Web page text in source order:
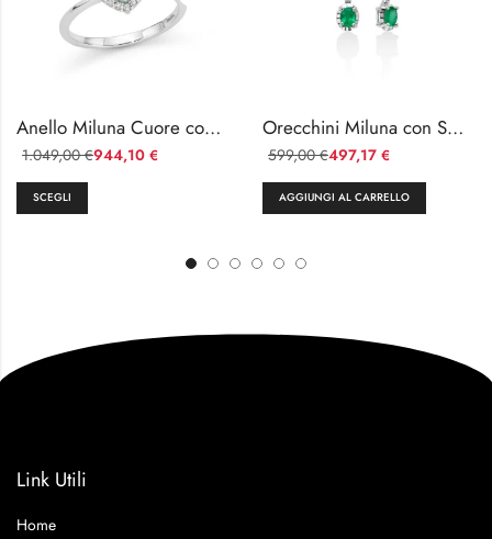
Anello Miluna Cuore con Acquamarina
944,10 €
1.049,00€
SCEGLI
Orecchini Miluna con Smeraldi e Diamanti in Oro Bianco 18kt
497,17 €
599,00€
AGGIUNGI AL CARRELLO
Link Utili
Home